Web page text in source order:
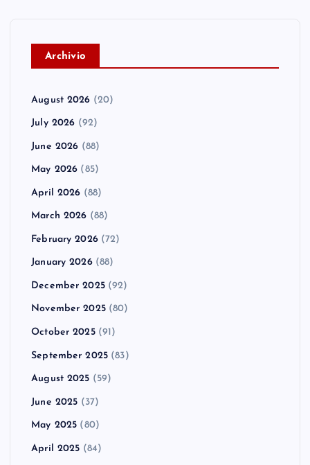
Archivio
August 2026 (20)
July 2026 (92)
June 2026 (88)
May 2026 (85)
April 2026 (88)
March 2026 (88)
February 2026(72)
January 2026(88)
December 2025(92)
November 2025(80)
October 2025(91)
September 2025 (83)
August 2025 (59)
June 2025 (37)
May 2025 (80)
April 2025 (84)